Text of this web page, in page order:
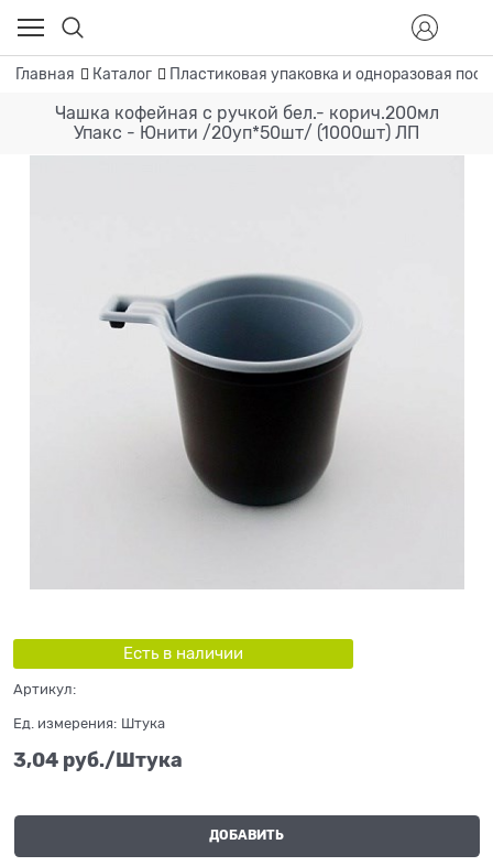
Главная Каталог Пластиковая упаковка и одноразовая
Чашка кофейная с ручкой бел.- корич.200мл
Упакс - Юнити /20уп*50шт/ (1000шт) ЛП
Есть в наличии
Артикул:
Ед. измерения: Штука
3,04 руб./Штука
ДОБАВИТЬ